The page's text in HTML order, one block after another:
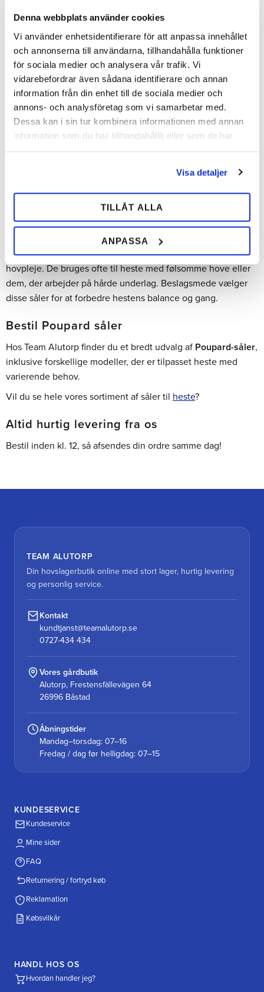
Denna webbplats använder cookies
Vi använder enhetsidentifierare för att anpassa innehållet
och annonserna till användarna, tillhandahålla funktioner
för sociala medier och analysera vår trafik. Vi
vidarebefordrar även sådana identifierare och annan
information från din enhet till de sociala medier och
annons- och analysföretag som vi samarbetar med.
Dessa kan i sin tur kombinera informationen med annan
information som du har tillhandahållit eller som de har
Visa detaljer
TILLÅT ALLA
ANPASSA
til en sund hov.
Holdbare materialer– Udviklet med slidstærke og fleksible
komponenter.
Hvordan fungerer Poupard-såler?
Poupard-såler
er inspireret af moderne hovplejeprincipper,
hvor målet er at efterligne barfodshovens naturlige
trykfordeling. Sålen fungerer som en stødabsorberende
rehabilitering af heste med hovproblemer samt til at forbedre
præstation og komfort hos sport- og arbejdsheste.
Hvordan bruges Poupard såler ved beslag?
er tilpasset forskellige beslagsteknikker og
kan anvendes både til rehabilitering og forebyggende
hovpleje. De bruges ofte til heste med følsomme hove eller
dem, der arbejder på hårde underlag. Beslagsmede vælger
disse såler for at forbedre hestens balance og gang.
Bestil Poupard såler
Hos Team Alutorp finder du et bredt udvalg af Poupard-såler,
inklusive forskellige modeller, der er tilpasset heste med
varierende behov.
Vil du se hele vores sortiment af såler til heste?
Altid hurtig levering fra os
Bestil inden kl. 12, så afsendes din ordre samme dag!
TEAM ALUTORP
Din hovslagerbutik online med stort lager, hurtig levering
og personlig service.
Kontakt
kundtjanst@teamalutorp.se
0727-434 434
Vores gårdbutik
Alutorp, Frestensfällevägen 64
26996 Båstad
Åbningstider
Mandag–torsdag: 07–16
Fredag / dag før helligdag: 07–15
KUNDESERVICE
Kundeservice
Mine sider
FAQ
Returnering / fortryd køb
Reklamation
Købsvilkår
HANDL HOS OS
Hvordan handler jeg?